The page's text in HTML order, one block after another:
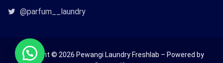
Tautan@parfum__laundry
Copyright © 2026 Pewangi Laundry Freshlab – Powered by